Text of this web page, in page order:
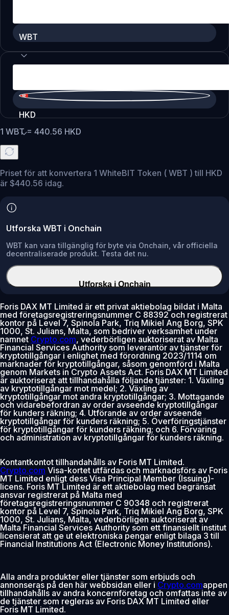
WBT
HKD
1 WBT= 440.56 HKD
Priset för att konvertera 1 WhiteBIT Token ( WBT ) till HKD
är $440.56 idag.
Utforska WBT i Onchain
WBT kan vara tillgänglig för byte via Onchain, vår officiella
decentraliserade produkt. Testa det nu.
Utforska i Onchain
Foris DAX MT Limited är ett privat aktiebolag bildat i Malta
med företagsregistreringsnummer C 88392 och registrerat
kontor på Level 7, Spinola Park, Triq Mikiel Ang Borg, SPK
1000, St. Julians, Malta, som bedriver verksamhet under
namnet Crypto.com, vederbörligen auktoriserat av Malta
Financial Services Authority som leverantör av tjänster för
kryptotillgångar i enlighet med förordning 2023/1114 om
marknader för kryptotillgångar, såsom genomförd i Malta
genom Markets in Crypto Assets Act. Foris DAX MT Limited
är auktoriserat att tillhandahålla följande tjänster: 1. Växling
av kryptotillgångar mot medel; 2. Växling av
kryptotillgångar mot andra kryptotillgångar; 3. Mottagande
och vidarebefordran av order avseende kryptotillgångar
för kunders räkning; 4. Utförande av order avseende
kryptotillgångar för kunders räkning; 5. Överföringstjänster
för kryptotillgångar för kunders räkning; och 6. Förvaring
och administration av kryptotillgångar för kunders räkning.
Kontantkontot tillhandahålls av Foris MT Limited.
Crypto.com Visa-kortet utfärdas och marknadsförs av Foris
MT Limited enligt dess Visa Principal Member (Issuing)-
licens. Foris MT Limited är ett aktiebolag med begränsat
ansvar registrerat på Malta med
företagsregistreringsnummer C 90348 och registrerat
kontor på Level 7, Spinola Park, Triq Mikiel Ang Borg, SPK
1000, St. Julians, Malta, vederbörligen auktoriserat av
Malta Financial Services Authority som ett finansiellt institut
licensierat att ge ut elektroniska pengar enligt bilaga 3 till
Financial Institutions Act (Electronic Money Institutions).
Alla andra produkter eller tjänster som erbjuds och
annonseras på den här webbsidan eller i Crypto.comappen
tillhandahålls av andra koncernföretag och omfattas inte av
de tjänster som regleras av Foris DAX MT Limited eller
Foris MT Limited.